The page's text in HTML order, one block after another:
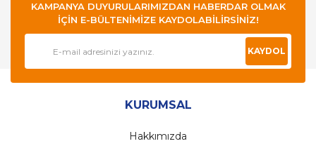
KAMPANYA DUYURULARIMIZDAN HABERDAR OLMAK
İÇİN E-BÜLTENİMİZE KAYDOLABİLİRSİNİZ!
KAYDOL
KURUMSAL
Hakkımızda